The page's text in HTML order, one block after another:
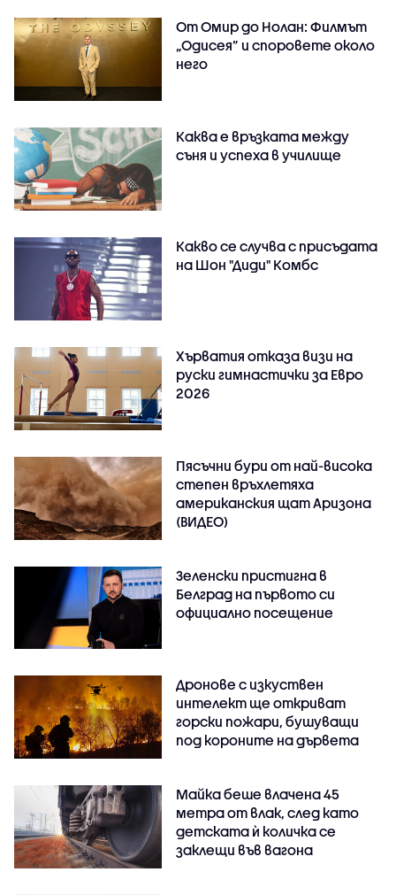
От Омир до Нолан: Филмът
„Одисея” и споровете около
него
Каква е връзката между
съня и успеха в училище
Какво се случва с присъдата
на Шон "Диди" Комбс
Хърватия отказа визи на
руски гимнастички за Евро
2026
Пясъчни бури от най-висока
степен връхлетяха
американския щат Аризона
(ВИДЕО)
Зеленски пристигна в
Белград на първото си
официално посещение
Дронове с изкуствен
интелект ще откриват
горски пожари, бушуващи
под короните на дървета
Майка беше влачена 45
метра от влак, след като
детската ѝ количка се
заклещи във вагона